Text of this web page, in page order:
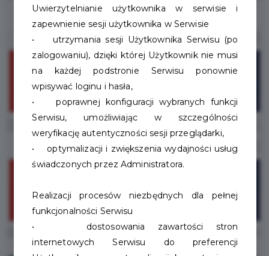
Uwierzytelnianie użytkownika w serwisie i
zapewnienie sesji użytkownika w Serwisie
• utrzymania sesji Użytkownika Serwisu (po
zalogowaniu), dzięki której Użytkownik nie musi
na każdej podstronie Serwisu ponownie
wpisywać loginu i hasła,
• poprawnej konfiguracji wybranych funkcji
Serwisu, umożliwiając w szczególności
weryfikację autentyczności sesji przeglądarki,
• optymalizacji i zwiększenia wydajności usług
świadczonych przez Administratora.
Realizacji procesów niezbędnych dla pełnej
funkcjonalności Serwisu
• dostosowania zawartości stron
internetowych Serwisu do preferencji